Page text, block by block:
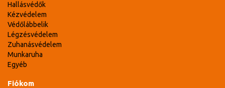
Hallásvédők
Kézvédelem
Védőlábbelik
Légzésvédelem
Zuhanásvédelem
Munkaruha
Egyéb
Fiókom